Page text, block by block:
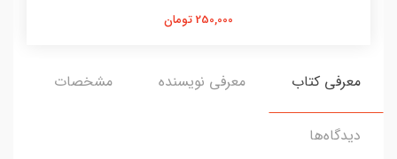
250,000 تومان
معرفی کتاب معرفی نویسنده مشخصات
دیدگاه‌ها